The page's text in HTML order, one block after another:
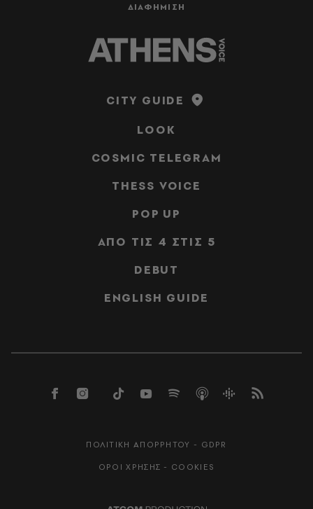
ΔΙΑΦΗΜΙΣΗ
CITY GUIDE
LOOK
COSMIC TELEGRAM
THESS VOICE
POP UP
ΑΠΟ ΤΙΣ 4 ΣΤΙΣ 5
DEBUT
ENGLISH GUIDE
ΠΟΛΙΤΙΚΗ ΑΠΟΡΡΗΤΟΥ - GDPR
ΟΡΟΙ ΧΡΗΣΗΣ - COOKIES